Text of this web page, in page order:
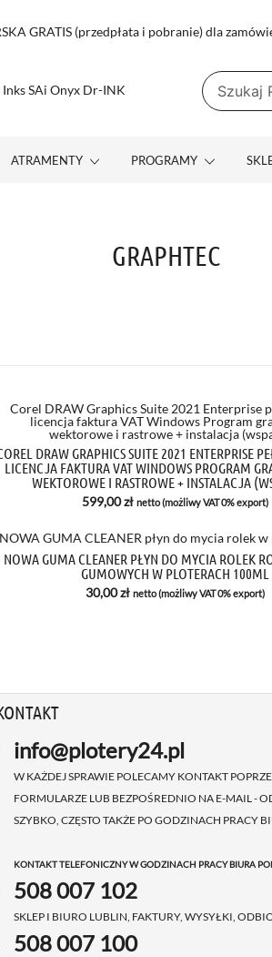
GRATIS (przedpłata i pobranie) dla
TENETH STS INKS SAI ONYX DR-INK
Szukaj:
ATRAMENTY PROGRAMY
GRAPHTEC
DRAW GRAPHICS SUITE 2021 ENTERPRISE
LICENCJA FAKTURA VAT WINDOWS PROGRAM
WEKTOROWE I RASTROWE + INSTALACJA
599,00zł netto (możliwy VAT 0% export)
NOWA GUMA CLEANER PŁYN DO MYCIA ROLEK
GUMOWYCH W PLOTERACH 100ML
30,00zł netto (możliwy VAT 0% export)
info@plotery24.pl
W KAŻDEJ SPRAWIE POLECAMY KONTAKT
FORMULARZE LUB BEZPOŚREDNIO NA E-MAIL -
SZYBKO, CZĘSTO TAKŻE PO GODZINACH PRACY
KONTAKT TELEFONICZNY W GODZINACH PRACY BIURA
508 007 102
SKLEP I BIURO LUBLIN, FAKTURY, WYSYŁKI,
508 007 100